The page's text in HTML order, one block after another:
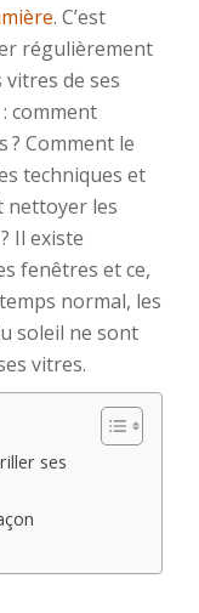
. C’est
régulièrement
de ses
comment
? Comment le
techniques et
nettoyer les
Il existe
fenêtres et ce,
normal, les
soleil ne sont
vitres.
ses